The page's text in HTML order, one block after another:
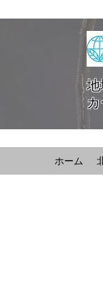
地
ホーム